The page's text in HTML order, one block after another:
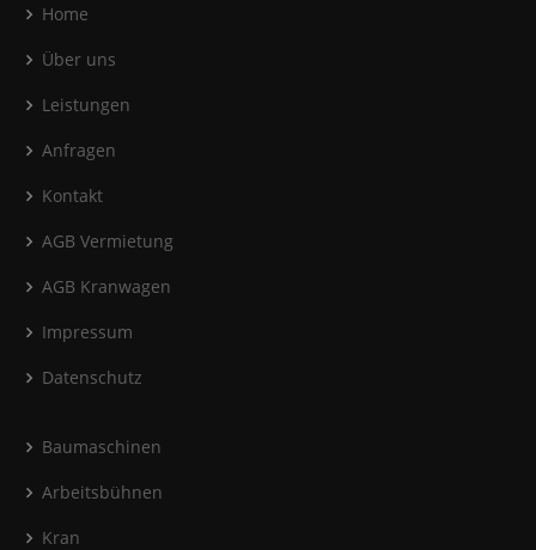
Home
Über uns
Leistungen
Anfragen
Kontakt
AGB Vermietung
AGB Kranwagen
Impressum
Datenschutz
Baumaschinen
Arbeitsbühnen
Kran